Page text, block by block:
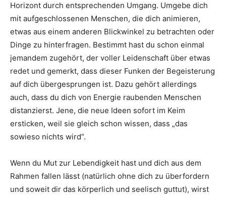
Horizont durch entsprechenden Umgang. Umgebe dich
mit aufgeschlossenen Menschen, die dich animieren,
etwas aus einem anderen Blickwinkel zu betrachten oder
Dinge zu hinterfragen. Bestimmt hast du schon einmal
jemandem zugehört, der voller Leidenschaft über etwas
redet und gemerkt, dass dieser Funken der Begeisterung
auf dich übergesprungen ist. Dazu gehört allerdings
auch, dass du dich von Energie raubenden Menschen
distanzierst. Jene, die neue Ideen sofort im Keim
ersticken, weil sie gleich schon wissen, dass „das
sowieso nichts wird“.
Wenn du Mut zur Lebendigkeit hast und dich aus dem
Rahmen fallen lässt (natürlich ohne dich zu überfordern
und soweit dir das körperlich und seelisch guttut), wirst